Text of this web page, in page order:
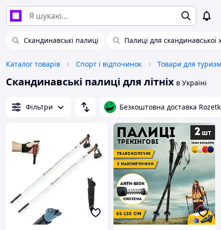
Скандинавські палиці Палиці для скандинавської
Каталог товарів Спорт і відпочинок Товари для
Скандинавські палиці для літніх в Україні
Фільтри Безкоштовна доставка